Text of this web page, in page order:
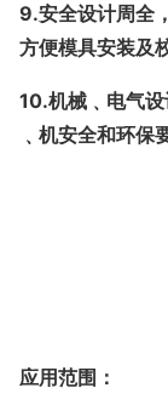
9.安全设计周全
方便模具安装及
10.机械﹑电气
﹑机安全和环保
应用范围：